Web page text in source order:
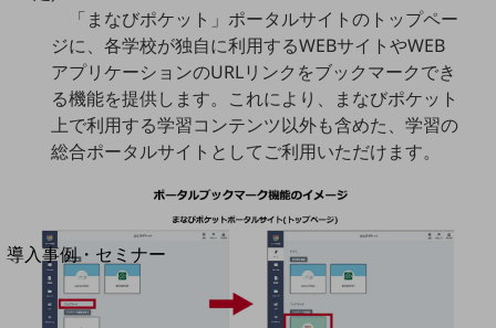
運用保守・故障紛失サポート
回線・ネットワーク
お手続き
別ウィンドウで開きます
サービスをご利用中のお客さま
導入事例・セミナー
導入事例TOP
最新の導入事例や注目の導入事例をご紹介します
「まなびポケット」ポータルサイトのトップペー
ジに、各学校が独自に利用するWEBサイトやWEB
アプリケーションのURLリンクをブックマークでき
る機能を提供します。これにより、まなびポケット
上で利用する学習コンテンツ以外も含めた、学習の
総合ポータルサイトとしてご利用いただけます。